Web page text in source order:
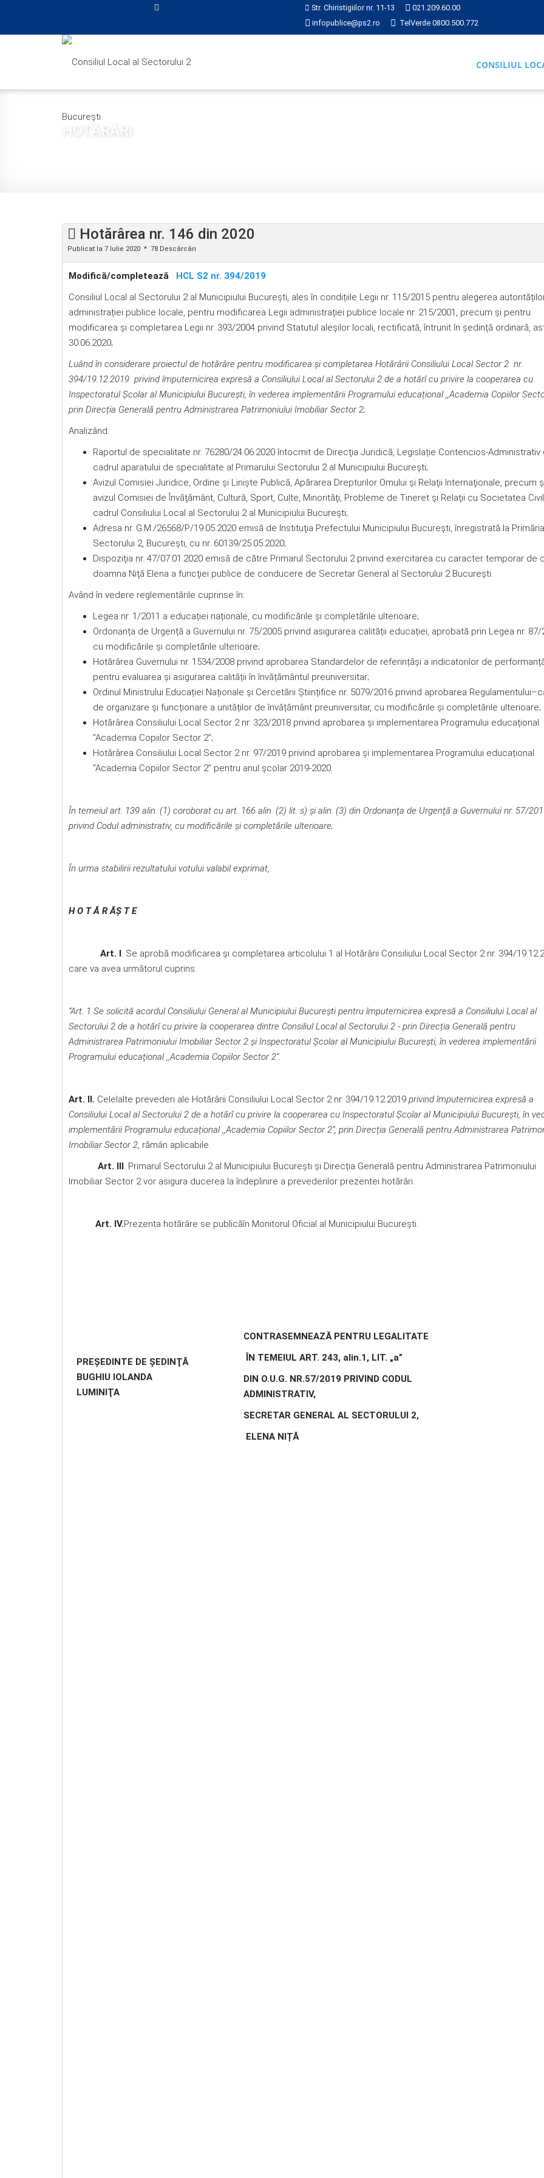
Str. Chiristigiilor nr. 11-13
021.209.60.00
infopublice@ps2.ro
TelVerde 0800.500.772
CONSILIUL
HOTĂRÂRI
Hotărârea nr. 146 din 2020
Publicat la 7 Iulie 2020 78 Descărcări
Modifică/completează HCL S2 nr. 394/2019
Consiliul Local al Sectorului 2 al Municipiului Bucureşti, ales în condițiile Legii nr. 115/2015 pentru alegerea
administrației publice locale, pentru modificarea Legii administrației publice locale nr. 215/2001, precum și pentru
modificarea şi completarea Legii nr. 393/2004 privind Statutul aleșilor locali, rectificată, întrunit în ședință ordinară,
30.06.2020;
Luând în considerare proiectul de hotărâre pentru modificarea şi completarea Hotărârii Consiliului Local Sector 2 nr.
394/19.12.2019 privind împuternicirea expresă a Consiliului Local al Sectorului 2 de a hotărî cu privire la cooperarea cu
Inspectoratul Școlar al Municipiului București, în vederea implementării Programului educațional ,,Academia Copiilor
prin Direcția Generală pentru Administrarea Patrimoniului Imobiliar Sector 2;
Analizând:
Raportul de specialitate nr. 76280/24.06.2020 întocmit de Direcţia Juridică, Legislație Contencios-Administrativ
cadrul aparatului de specialitate al Primarului Sectorului 2 al Municipiului Bucureşti;
Avizul Comisiei Juridice, Ordine şi Linişte Publică, Apărarea Drepturilor Omului şi Relaţii Internaţionale, precum
avizul Comisiei de Învăţământ, Cultură, Sport, Culte, Minorităţi, Probleme de Tineret şi Relaţii cu Societatea
cadrul Consiliului Local al Sectorului 2 al Municipiului Bucureşti;
Adresa nr. G.M./26568/P/19.05.2020 emisă de Instituţia Prefectului Municipiului Bucureşti, înregistrată la Primăria
Sectorului 2, Bucureşti, cu nr. 60139/25.05.2020;
Dispoziţia nr. 47/07.01.2020 emisă de către Primarul Sectorului 2 privind exercitarea cu caracter temporar de
doamna Niţă Elena a funcţiei publice de conducere de Secretar General al Sectorului 2 Bucureşti.
Având în vedere reglementările cuprinse în:
Legea nr. 1/2011 a educației naționale, cu modificările și completările ulterioare;
Ordonanța de Urgență a Guvernului nr. 75/2005 privind asigurarea calității educației, aprobată prin Legea nr. 87/
cu modificările și completările ulterioare;
Hotărârea Guvernului nr. 1534/2008 privind aprobarea Standardelor de referințăși a indicatorilor de
pentru evaluarea și asigurarea calității în învățământul preuniversitar;
Ordinul Ministrului Educației Naționale și Cercetării Științifice nr. 5079/2016 privind aprobarea
de organizare și funcționare a unităților de învățământ preuniversitar, cu modificările și completările ulterioare;
Hotărârea Consiliului Local Sector 2 nr. 323/2018 privind aprobarea și implementarea Programului educațional
”Academia Copiilor Sector 2”;
Hotărârea Consiliului Local Sector 2 nr. 97/2019 privind aprobarea și implementarea Programului educațional
”Academia Copiilor Sector 2” pentru anul școlar 2019-2020.
În temeiul art. 139 alin. (1) coroborat cu art. 166 alin. (2) lit. s) şi alin. (3) din Ordonanţa de Urgenţă a Guvernului nr. 57/
privind Codul administrativ, cu modificările şi completările ulterioare;
În urma stabilirii rezultatului votului valabil exprimat,
H O T Ă R ĂŞ T E
Art. I. Se aprobă modificarea şi completarea articolului 1 al Hotărârii Consiliului Local Sector 2 nr. 394/
care va avea următorul cuprins:
“Art. 1 Se solicită acordul Consiliului General al Municipiului București pentru împuternicirea expresă a Consiliului Local al
Sectorului 2 de a hotărî cu privire la cooperarea dintre Consiliul Local al Sectorului 2 - prin Direcția Generală pentru
Administrarea Patrimoniului Imobiliar Sector 2 şiInspectoratul Școlar al Municipiului București, în vederea implementării
Programului educaţional ,,Academia Copiilor Sector 2”.
Art. II. Celelalte prevederi ale Hotărârii Consiliului Local Sector 2 nr. 394/19.12.2019 privind împuternicirea expresă a
Consiliului Local al Sectorului 2 de a hotărî cu privire la cooperarea cu Inspectoratul Școlar al Municipiului București, în
implementării Programului educațional ,,Academia Copiilor Sector 2”, prin Direcția Generală pentru Administrarea
Imobiliar Sector 2, rămân aplicabile.
Art. III. Primarul Sectorului 2 al Municipiului Bucureşti și Direcția Generală pentru Administrarea Patrimoniului
Imobiliar Sector 2 vor asigura ducerea la îndeplinire a prevederilor prezentei hotărâri.
Art. IV.Prezenta hotărâre se publicăîn Monitorul Oficial al Municipiului București.
PREŞEDINTE DE ŞEDINŢĂ
BUGHIU IOLANDA
LUMINIŢA
CONTRASEMNEAZĂ PENTRU LEGALITATE
ÎN TEMEIUL ART. 243, alin.1, LIT. „a”
DIN O.U.G. NR.57/2019 PRIVIND CODUL
ADMINISTRATIV,
SECRETAR GENERAL AL SECTORULUI 2,
ELENA NIȚĂ